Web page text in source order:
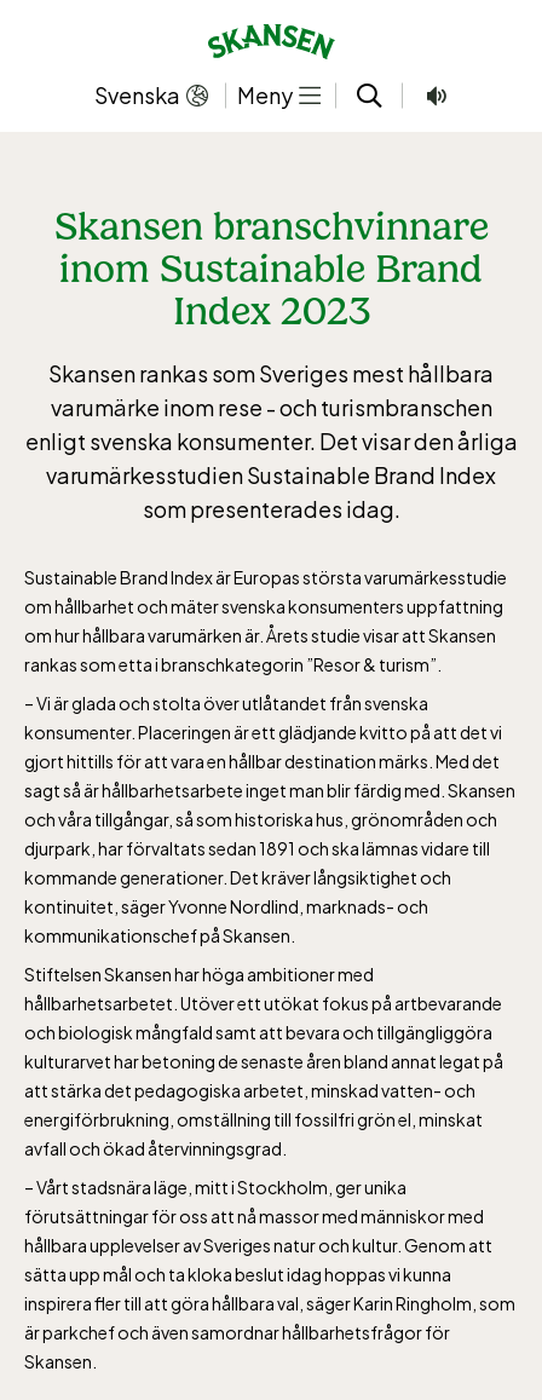
Svenska Meny
Skansen branschvinnare
inom Sustainable Brand
Index 2023
Skansen rankas som Sveriges mest hållbara
varumärke inom rese - och turismbranschen
enligt svenska konsumenter. Det visar den årliga
varumärkesstudien Sustainable Brand Index
som presenterades idag.
Sustainable Brand Index är Europas största varumärkesstudie
om hållbarhet och mäter svenska konsumenters uppfattning
om hur hållbara varumärken är. Årets studie visar att Skansen
rankas som etta i branschkategorin ”Resor & turism”.
– Vi är glada och stolta över utlåtandet från svenska
konsumenter. Placeringen är ett glädjande kvitto på att det vi
gjort hittills för att vara en hållbar destination märks. Med det
sagt så är hållbarhetsarbete inget man blir färdig med. Skansen
och våra tillgångar, så som historiska hus, grönområden och
djurpark, har förvaltats sedan 1891 och ska lämnas vidare till
kommande generationer. Det kräver långsiktighet och
kontinuitet, säger Yvonne Nordlind, marknads- och
kommunikationschef på Skansen.
Stiftelsen Skansen har höga ambitioner med
hållbarhetsarbetet. Utöver ett utökat fokus på artbevarande
och biologisk mångfald samt att bevara och tillgängliggöra
kulturarvet har betoning de senaste åren bland annat legat på
att stärka det pedagogiska arbetet, minskad vatten- och
energiförbrukning, omställning till fossilfri grön el, minskat
avfall och ökad återvinningsgrad.
– Vårt stadsnära läge, mitt i Stockholm, ger unika
förutsättningar för oss att nå massor med människor med
hållbara upplevelser av Sveriges natur och kultur. Genom att
sätta upp mål och ta kloka beslut idag hoppas vi kunna
inspirera fler till att göra hållbara val, säger Karin Ringholm, som
är parkchef och även samordnar hållbarhetsfrågor för
Skansen.